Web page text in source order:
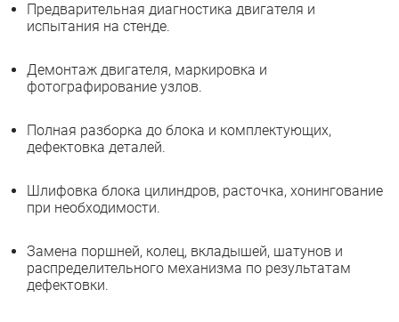
Предварительная диагностика двигателя и
испытания на стенде.
Демонтаж двигателя, маркировка и
фотографирование узлов.
Полная разборка до блока и комплектующих,
дефектовка деталей.
Шлифовка блока цилиндров, расточка, хонингование
при необходимости.
Замена поршней, колец, вкладышей, шатунов и
распределительного механизма по результатам
дефектовки.